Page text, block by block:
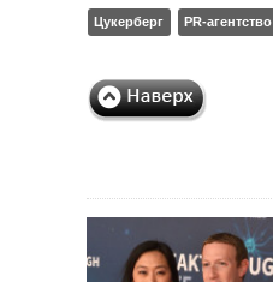
Цукерберг PR-агентство